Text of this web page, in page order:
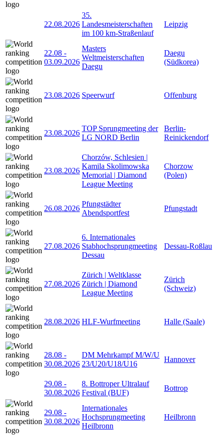
22.08.2026
35.
Landesmeisterschaften
im 100 km-Straßenlauf
Leipzig
22.08 -
03.09.2026
Masters
Weltmeisterschaften
Daegu
Daegu
(Südkorea)
23.08.2026 Speerwurf Offenburg
23.08.2026
TOP Sprungmeeting der
LG NORD Berlin
Berlin-
Reinickendorf
23.08.2026
Chorzów, Schlesien |
Kamila Skolimowska
Memorial | Diamond
League Meeting
Chorzow
(Polen)
26.08.2026
Pfungstädter
Abendsportfest
Pfungstadt
27.08.2026
6. Internationales
Stabhochsprungmeeting
Dessau
Dessau-Roßlau
27.08.2026
Zürich | Weltklasse
Zürich | Diamond
League Meeting
Zürich
(Schweiz)
28.08.2026 HLF-Wurfmeeting Halle (Saale)
28.08 -
30.08.2026
DM Mehrkampf M/W/U
23/U20/U18/U16
Hannover
29.08 -
30.08.2026
8. Bottroper Ultralauf
Festival (BUF)
Bottrop
29.08 -
30.08.2026
Internationales
Hochsprungmeeting
Heilbronn
Heilbronn